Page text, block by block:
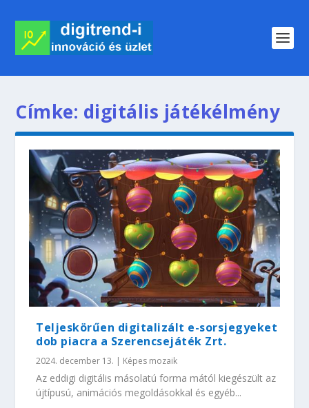
Címke: digitális játékélmény
Teljeskörűen digitalizált e-sorsjegyeket
dob piacra a Szerencsejáték Zrt.
2024. december 13. | Képes mozaik
Az eddigi digitális másolatú forma mától kiegészült az
újtípusú, animációs megoldásokkal és egyéb...